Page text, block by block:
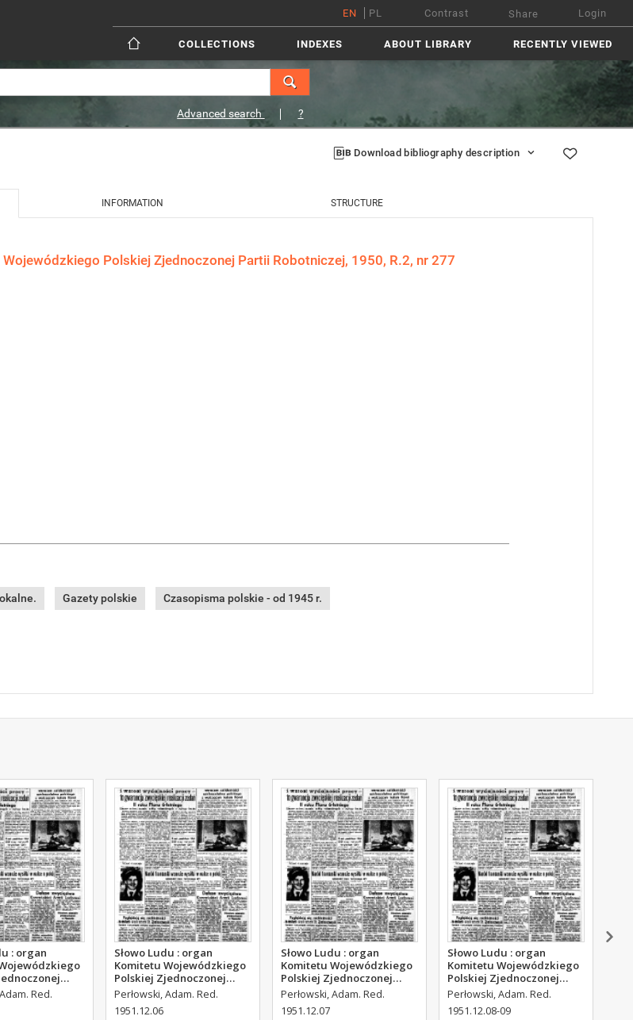
EN PL Contrast Share Login
COLLECTIONS INDEXES ABOUT LIBRARY RECENTLY VIEWED
Advanced search ?
Download bibliography description
INFORMATION STRUCTURE
Polskiej Zjednoczonej Partii Robotniczej, 1950, R.2, nr 277
Gazety polskie Czasopisma polskie - od 1945 r.
: organ
1951,
Red.
Słowo Ludu : organ
Komitetu Wojewódzkiego
Polskiej Zjednoczonej
Partii Robotniczej, 1951,
R.3, nr 315
Perłowski, Adam. Red.
1951.12.06
Słowo Ludu : organ
Komitetu Wojewódzkiego
Polskiej Zjednoczonej
Partii Robotniczej, 1951,
R.3, nr 316
Perłowski, Adam. Red.
1951.12.07
Słowo Ludu : organ
Komitetu Wojewódzkiego
Polskiej Zjednoczonej
Partii Robotniczej, 1951,
R.3, nr 317
Perłowski, Adam. Red.
1951.12.08-09